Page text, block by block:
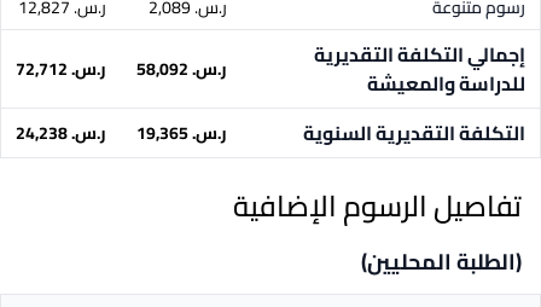
رسوم متنوعة
ر.س.‏ 2,089 ر.س.‏ 12,827
إجمالي التكلفة التقديرية
للدراسة والمعيشة
ر.س.‏ 58,092 ر.س.‏ 72,712
التكلفة التقديرية السنوية ر.س.‏ 19,365 ر.س.‏ 24,238
تفاصيل الرسوم الإضافية
(الطلبة المحليين)